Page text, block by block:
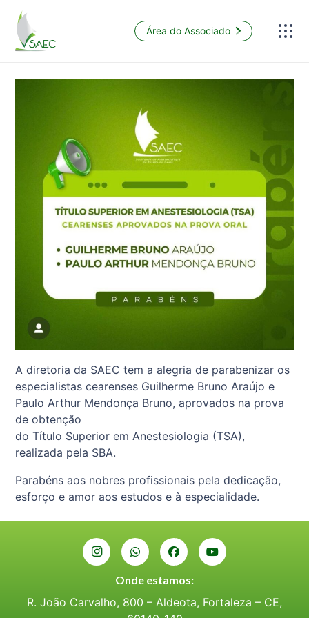
Área do Associado
A diretoria da SAEC tem a alegria de parabenizar os
especialistas cearenses Guilherme Bruno Araújo e
Paulo Arthur Mendonça Bruno, aprovados na prova
de obtenção
do Título Superior em Anestesiologia (TSA),
realizada pela SBA.
Parabéns aos nobres profissionais pela dedicação,
esforço e amor aos estudos e à especialidade.
Onde estamos:
R. João Carvalho, 800 – Aldeota, Fortaleza – CE,